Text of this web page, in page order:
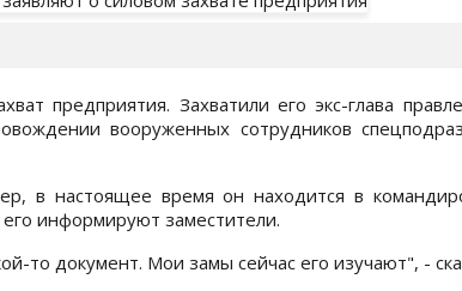
предприятия. Захватили его экс-глава
вооруженных сотрудников
в настоящее время он находится в
информируют заместители.
то документ. Мои замы сейчас его изучают", -